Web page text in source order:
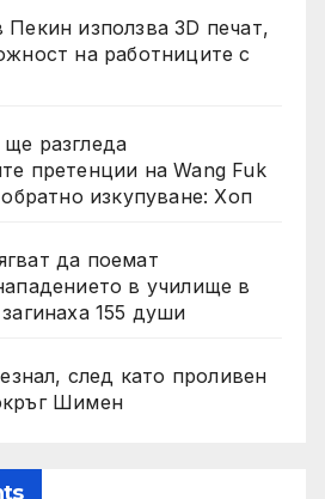
Пекин използва 3D печат,
на работниците с
разгледа
претенции на Wang Fuk
изкупуване: Хоп
да поемат
в училище в
155 души
след като проливен
Шимен